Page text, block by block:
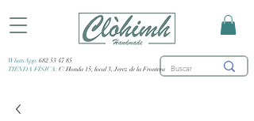
WhatsApp: 682 53 47 85
TIENDA FÍSICA: C/ Honda 15, local 3, Jerez de la Frontera